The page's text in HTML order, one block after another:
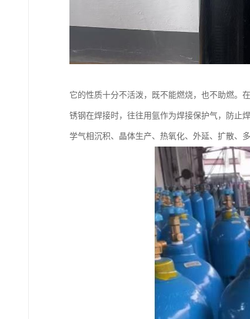
它的性质十分不活泼，既不能燃烧，也不助燃。
锈钢在焊接时，往往用氩作为焊接保护气，防止
学气相沉积、晶体生产、热氧化、外延、扩散、